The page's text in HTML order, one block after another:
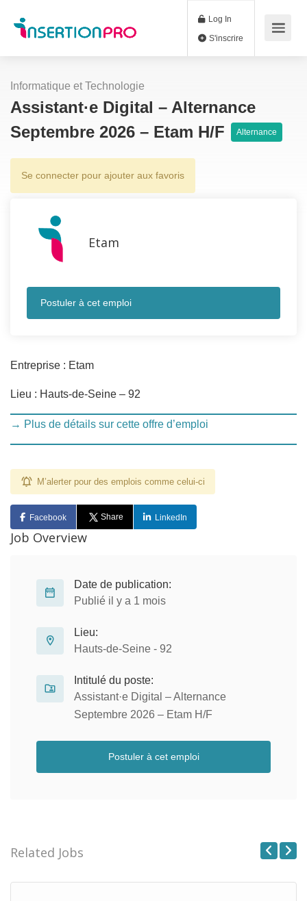
Log In
Informatique et Technologie
Assistant·e Digital – Alternance
Septembre 2026 – Etam H/F
Alternance
Se connecter pour ajouter aux favoris
Etam
Postuler à cet emploi
Entreprise : Etam
Lieu : Hauts-de-Seine – 92
→ Plus de détails sur cette offre d’emploi
M’alerter pour des emplois comme celui-ci
Facebook Share LinkedIn
Job Overview
Date de publication:
Publié il y a 1 mois
Lieu:
Hauts-de-Seine - 92
Intitulé du poste:
Assistant·e Digital – Alternance
Septembre 2026 – Etam H/F
Postuler à cet emploi
Related Jobs